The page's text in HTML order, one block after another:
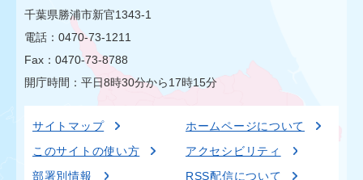
千葉県勝浦市新官1343-1
電話：0470-73-1211
Fax：0470-73-8788
開庁時間：平日8時30分から17時15分
サイトマップ
ホームページについて
このサイトの使い方
アクセシビリティ
部署別情報
RSS配信について